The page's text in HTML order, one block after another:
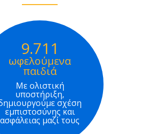
9.711
ωφελούμενα
παιδιά
Με ολιστική
υποστήριξη,
σχέση
εμπιστοσύνης και
ασφάλειας μαζί τους